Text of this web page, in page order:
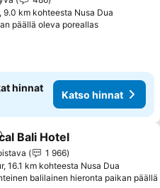
9.0 km kohteesta Nusa Dua
päällä oleva poreallas
hinnat
Katso hinnat
suosikkeihin
Bali Hotel
1 966
16.1 km kohteesta Nusa Dua
balilainen hieronta paikan päällä